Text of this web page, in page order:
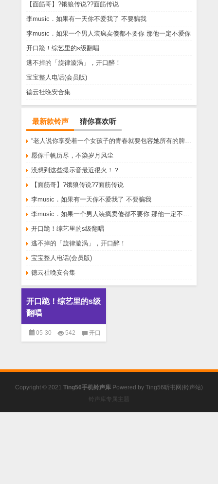
【面筋哥】?饿狼传说??面筋传说
李music．如果有一天你不爱我了 不要骗我
李music．如果一个男人装疯卖傻都不要你 那他一定不爱你
开口跪！综艺里的s级翻唱
逃不掉的「旋律漩涡」，开口醉！
宝宝整人电话(会员版)
德云社晚安合集
最新款铃声 猜你喜欢听
愿你千帆历尽，不染岁月风尘
没想到这些提示音最近很火！？
【面筋哥】?饿狼传说??面筋传说
李music．如果有一天你不爱我了 不要骗我
开口跪！综艺里的s级翻唱
逃不掉的「旋律漩涡」，开口醉！
宝宝整人电话(会员版)
德云社晚安合集
开口跪！综艺里的s级
翻唱
05-30 542 开口
Copyright © 2021 Ting56手机铃声库 Powered by Ting56听书网(铃声站)
铃声库专属主题